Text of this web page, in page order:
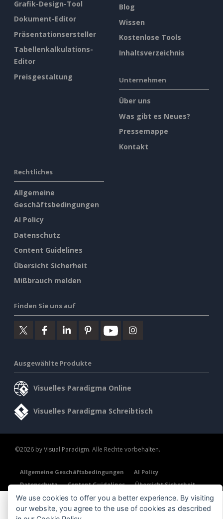
Grafik-Design-Tool
Dokument-Editor
Präsentationsersteller
Tabellenkalkulations-
Editor
Preisgestaltung
Blog
Wissen
Kostenlose Tools
Inhaltsverzeichnis
Unternehmen
Über uns
Was gibt es Neues?
Pressemappe
Kontakt
Rechtliches
Allgemeine
Geschäftsbedingungen
AI Policy
Datenschutz
Content Guidelines
Übersicht Sicherheit
Mißbrauch melden
Finden Sie uns auf
Ausgewählte Produkte
Visuelles Paradigma Online
Visuelles Paradigma Schreibtisch
©2026 by Visual Paradigm. Alle Rechte vorbehalten.
Allgemeine Geschäftsbedingungen
AI Policy
Datenschutz
Content Guidelines Übersicht Sicherheit
We use cookies to offer you a better experience. By visiting
our website, you agree to the use of cookies as described